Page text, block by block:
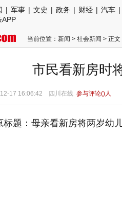
| 军事 | 文史 | 政务 | 财经 | 汽车 |
APP
当前位置： 新闻 > 社会新闻 > 正文
市民看新房时
17 16:06:42 四川在线 参与评论()人
标题：母亲看新房将两岁幼